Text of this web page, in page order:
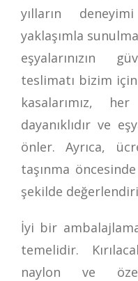
yılların
yaklaşımla
eşyalarınızın
teslimatı bizim
kasalarımız,
dayanıklıdır ve
önler. Ayrıca,
taşınma
şekilde
İyi bir
temelidir.
naylon ve